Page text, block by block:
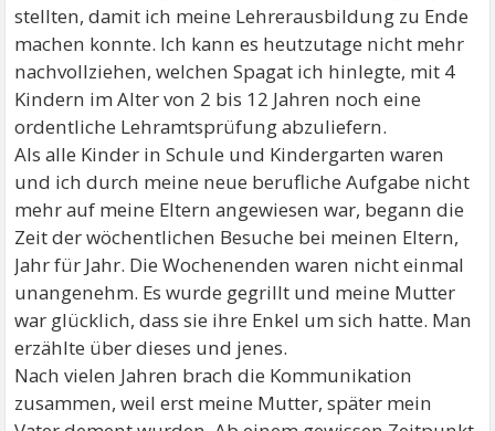
stellten, damit ich meine Lehrerausbildung zu Ende
machen konnte. Ich kann es heutzutage nicht mehr
nachvollziehen, welchen Spagat ich hinlegte, mit 4
Kindern im Alter von 2 bis 12 Jahren noch eine
ordentliche Lehramtsprüfung abzuliefern.
Als alle Kinder in Schule und Kindergarten waren
und ich durch meine neue berufliche Aufgabe nicht
mehr auf meine Eltern angewiesen war, begann die
Zeit der wöchentlichen Besuche bei meinen Eltern,
Jahr für Jahr. Die Wochenenden waren nicht einmal
unangenehm. Es wurde gegrillt und meine Mutter
war glücklich, dass sie ihre Enkel um sich hatte. Man
erzählte über dieses und jenes.
Nach vielen Jahren brach die Kommunikation
zusammen, weil erst meine Mutter, später mein